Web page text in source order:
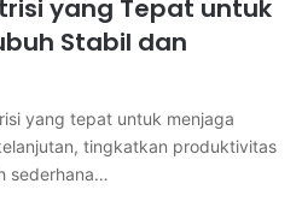
yang Tepat untuk
Stabil dan
yang tepat untuk menjaga
tingkatkan produktivitas
sederhana…